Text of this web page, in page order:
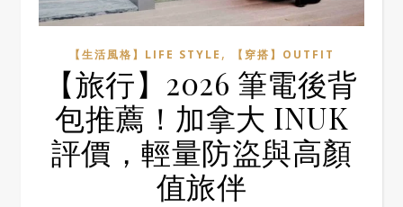
【生活風格】LIFE STYLE , 【穿搭】OUTFIT
【旅行】2026 筆電後背
包推薦！加拿大 INUK
評價，輕量防盜與高顏
值旅伴